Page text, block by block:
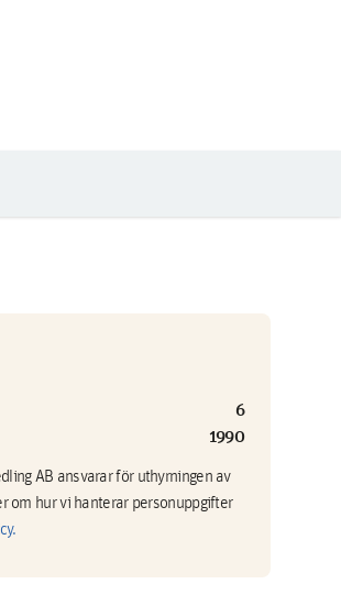
6
1990
AB ansvarar för uthyrningen av
om hur vi hanterar personuppgifter